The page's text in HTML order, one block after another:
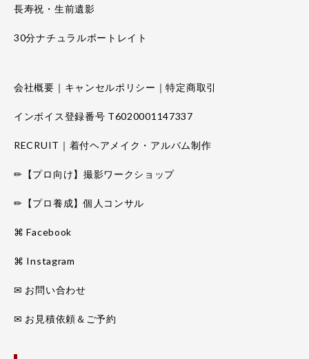
長寿祝・生前遺影
30分ナチュラルポートレイト
会社概要｜キャンセルポリシー｜特定商取引
インボイス登録番号 T6020001147337
RECRUIT｜着付ヘアメイク・アルバム制作
✏【プロ向け】撮影ワークショップ
✏【プロ養成】個人コンサル
⌘ Facebook
⌘ Instagram
✉ お問い合わせ
✉ お見積依頼＆ご予約